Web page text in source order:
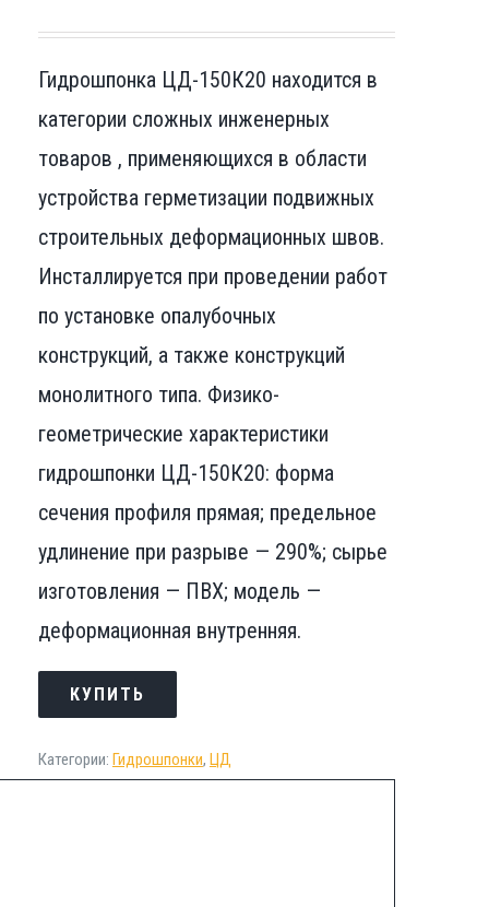
Гидрошпонка ЦД-150К20 находится в
категории сложных инженерных
товаров , применяющихся в области
устройства герметизации подвижных
строительных деформационных швов.
Инсталлируется при проведении работ
по установке опалубочных
конструкций, а также конструкций
монолитного типа. Физико-
геометрические характеристики
гидрошпонки ЦД-150К20: форма
сечения профиля прямая; предельное
удлинение при разрыве — 290%; сырье
изготовления — ПВХ; модель —
деформационная внутренняя.
КУПИТЬ
Категории: Гидрошпонки, ЦД